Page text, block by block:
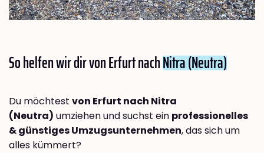
So helfen wir dir von Erfurt nachNitra (Neutra)
Du möchtest von Erfurt nach Nitra
(Neutra) umziehen und suchst ein professionelles
& günstiges Umzugsunternehmen, das sich um
alles kümmert?